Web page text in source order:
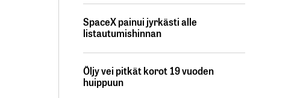
SpaceX painui jyrkästi alle
listautumishinnan
Öljy vei pitkät korot 19 vuoden
huippuun